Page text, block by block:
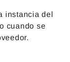
instancia del
cuando se